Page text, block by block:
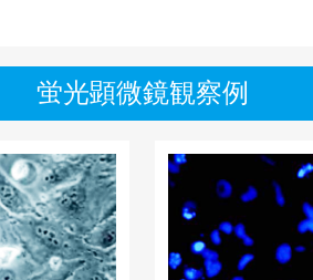
蛍光顕微鏡観察例